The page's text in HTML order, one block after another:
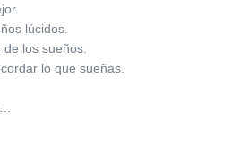
lúcidos.
los sueños.
lo que sueñas.